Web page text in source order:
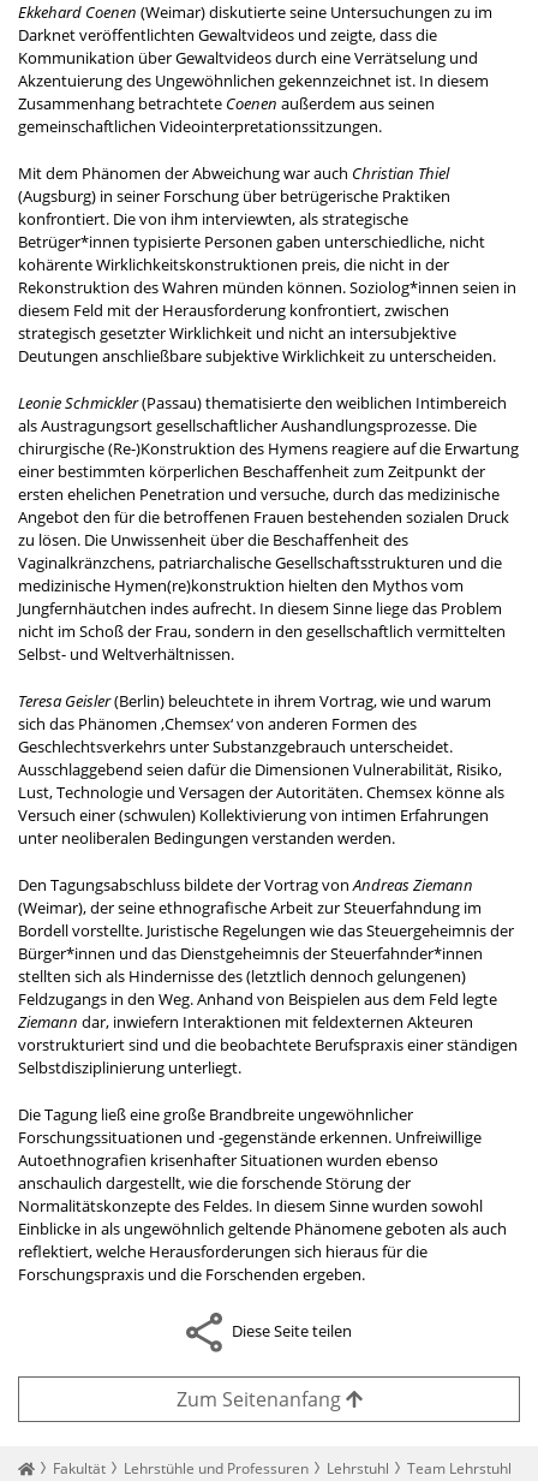
Ekkehard Coenen (Weimar) diskutierte seine Untersuchungen zu im
Darknet veröffentlichten Gewaltvideos und zeigte, dass die
Kommunikation über Gewaltvideos durch eine Verrätselung und
Akzentuierung des Ungewöhnlichen gekennzeichnet ist. In diesem
Zusammenhang betrachtete Coenen außerdem aus seinen
gemeinschaftlichen Videointerpretationssitzungen.
Mit dem Phänomen der Abweichung war auch Christian Thiel
(Augsburg) in seiner Forschung über betrügerische Praktiken
konfrontiert. Die von ihm interviewten, als strategische
Betrüger*innen typisierte Personen gaben unterschiedliche, nicht
kohärente Wirklichkeitskonstruktionen preis, die nicht in der
Rekonstruktion des Wahren münden können. Soziolog*innen seien in
diesem Feld mit der Herausforderung konfrontiert, zwischen
strategisch gesetzter Wirklichkeit und nicht an intersubjektive
Deutungen anschließbare subjektive Wirklichkeit zu unterscheiden.
Leonie Schmickler(Passau) thematisierte den weiblichen Intimbereich
als Austragungsort gesellschaftlicher Aushandlungsprozesse. Die
chirurgische (Re-)Konstruktion des Hymens reagiere auf die Erwartung
einer bestimmten körperlichen Beschaffenheit zum Zeitpunkt der
ersten ehelichen Penetration und versuche, durch das medizinische
Angebot den für die betroffenen Frauen bestehenden sozialen Druck
zu lösen. Die Unwissenheit über die Beschaffenheit des
Vaginalkränzchens, patriarchalische Gesellschaftsstrukturen und die
medizinische Hymen(re)konstruktion hielten den Mythos vom
Jungfernhäutchen indes aufrecht. In diesem Sinne liege das Problem
nicht im Schoß der Frau, sondern in den gesellschaftlich vermittelten
Selbst- und Weltverhältnissen.
Teresa Geisler(Berlin) beleuchtete in ihrem Vortrag, wie und warum
sich das Phänomen ‚Chemsex‘ von anderen Formen des
Geschlechtsverkehrs unter Substanzgebrauch unterscheidet.
Ausschlaggebend seien dafür die Dimensionen Vulnerabilität, Risiko,
Lust, Technologie und Versagen der Autoritäten. Chemsex könne als
Versuch einer (schwulen) Kollektivierung von intimen Erfahrungen
unter neoliberalen Bedingungen verstanden werden.
Den Tagungsabschluss bildete der Vortrag vonAndreas Ziemann
(Weimar), der seine ethnografische Arbeit zur Steuerfahndung im
Bordell vorstellte. Juristische Regelungen wie das Steuergeheimnis der
Bürger*innen und das Dienstgeheimnis der Steuerfahnder*innen
stellten sich als Hindernisse des (letztlich dennoch gelungenen)
Feldzugangs in den Weg. Anhand von Beispielen aus dem Feld legte
Ziemann dar, inwiefern Interaktionen mit feldexternen Akteuren
vorstrukturiert sind und die beobachtete Berufspraxis einer ständigen
Selbstdisziplinierung unterliegt.
Die Tagung ließ eine große Brandbreite ungewöhnlicher
Forschungssituationen und -gegenstände erkennen. Unfreiwillige
Autoethnografien krisenhafter Situationen wurden ebenso
anschaulich dargestellt, wie die forschende Störung der
Normalitätskonzepte des Feldes. In diesem Sinne wurden sowohl
Einblicke in als ungewöhnlich geltende Phänomene geboten als auch
reflektiert, welche Herausforderungen sich hieraus für die
Forschungspraxis und die Forschenden ergeben.
Diese Seite teilen
Zum Seitenanfang
Startseite
Fakultät Lehrstühle und Professuren Lehrstuhl
Team Lehrstuhl